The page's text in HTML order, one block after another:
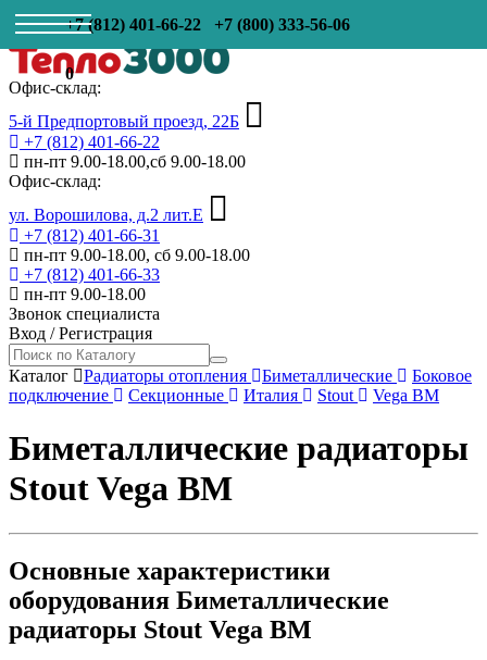
+7 (812) 401-66-22 +7 (800) 333-56-06
0
Офис-склад:
5-й Предпортовый проезд, 22Б
+7 (812) 401-66-22
пн-пт 9.00-18.00,сб 9.00-18.00
Офис-склад:
ул. Ворошилова, д.2 лит.Е
+7 (812) 401-66-31
пн-пт 9.00-18.00, сб 9.00-18.00
+7 (812) 401-66-33
пн-пт 9.00-18.00
Звонок специалиста
Вход /Регистрация
Каталог Радиаторы отопления Биметаллические
Боковое
подключение
Секционные Италия Stout Vega BM
Биметаллические радиаторы
Stout Vega BM
Основные характеристики
оборудования Биметаллические
радиаторы Stout Vega BM